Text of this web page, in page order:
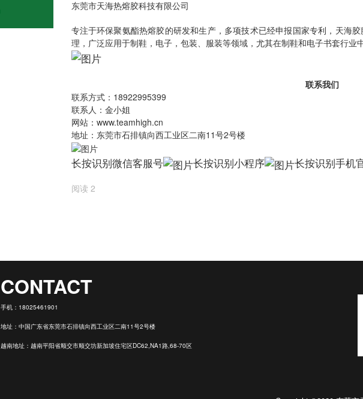
东莞市天海热熔胶科技有限公司
专注于环保聚氨酯热熔胶的研发和生产，多项技术已经申报国家专利，天海
理，广泛应用于制鞋，电子，包装、服装等领域，尤其在制鞋和电子书套行业
联系我们
联系方式：18922995399
联系人：金小姐
网站：www.teamhigh.cn
地址：东莞市石排镇向西工业区二南11号2号楼
长按识别微信客服号 长按识别小程序 长按识别手机
阅读 2
CONTACT
手机： 18025461901
地址：中国广东省东莞市石排镇向西工业区二南11号2号楼
越南地址：越南平阳省顺交市顺交坊新加坡住宅区DC62,NA1路,68-70区